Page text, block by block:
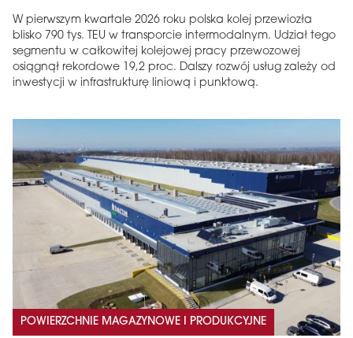
W pierwszym kwartale 2026 roku polska kolej przewiozła
blisko 790 tys. TEU w transporcie intermodalnym. Udział tego
segmentu w całkowitej kolejowej pracy przewozowej
osiągnął rekordowe 19,2 proc. Dalszy rozwój usług zależy od
inwestycji w infrastrukturę liniową i punktową.
POWIERZCHNIE MAGAZYNOWE I PRODUKCYJNE